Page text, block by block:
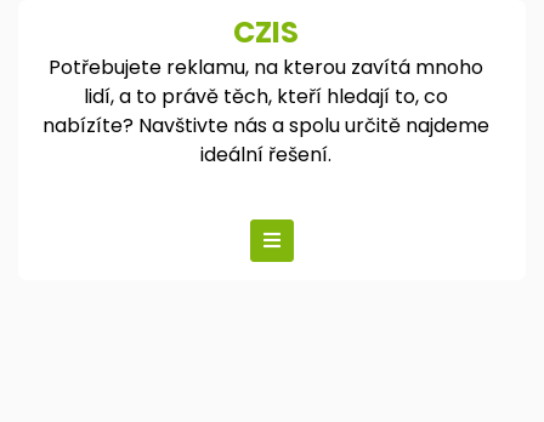
content
CZIS
Potřebujete reklamu, na kterou zavítá mnoho
lidí, a to právě těch, kteří hledají to, co
nabízíte? Navštivte nás a spolu určitě najdeme
ideální řešení.